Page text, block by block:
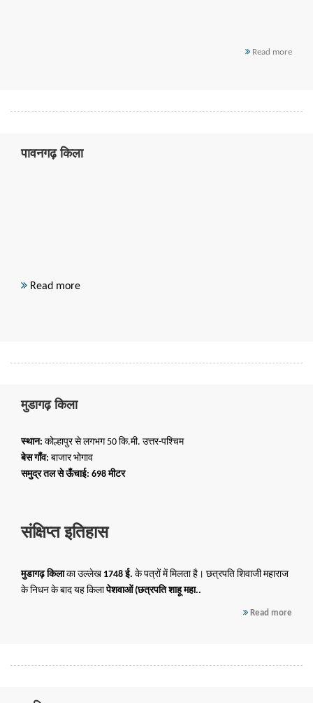
Read more
पावनगढ़ किला
Read more
मुडागढ़ किला
स्थान: कोल्हापुर से लगभग 50 कि.मी. उत्तर-पश्चिम
बेस गाँव: बाजार भोगाव
समुद्र तल से ऊँचाई: 698 मीटर
संक्षिप्त इतिहास
मुडागढ़ किलाका उल्लेख 1748 ई. के पत्रों में मिलता है। छत्रपति शिवाजी महाराज
के निधन के बाद यह किलापेशवाओं (छत्रपति शाहू महा..
Read more